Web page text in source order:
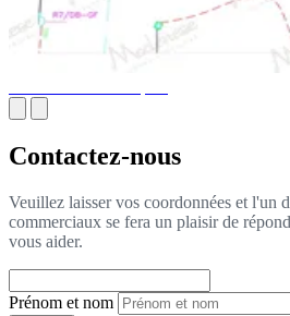
Contactez-nous
Veuillez laisser vos coordonnées et l'un
commerciaux se fera un plaisir de
vous aider.
Prénom et nom